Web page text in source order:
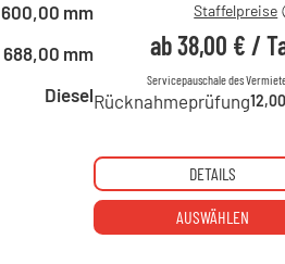
600,00 mm
688,00 mm
Diesel
Staffelpreise
ab38,00 € /
Servicepauschale des
Rücknahmeprüfung
DETAILS
AUSWÄHLEN